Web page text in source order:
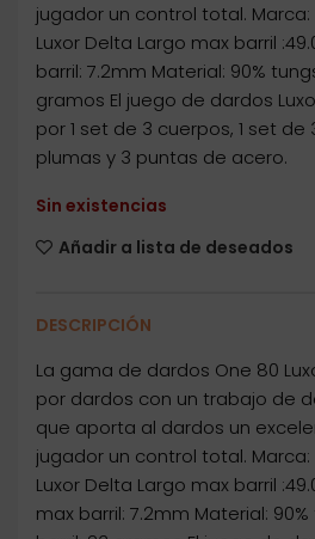
jugador un control total. Marca:
Luxor Delta Largo max barril
barril: 7.2mm Material: 90%
gramos El juego de dardos
por 1 set de 3 cuerpos, 1 set de
plumas y 3 puntas de acero.
Sin existencias
Añadir a lista de deseados
DESCRIPCIÓN
La gama de dardos One 80
por dardos con un trabajo de
que aporta al dardos un
jugador un control total. Marca:
Luxor Delta Largo max barril
max barril: 7.2mm Material: